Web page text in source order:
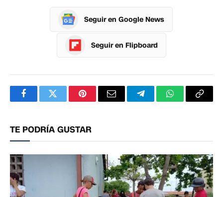
Seguir en Google News
Seguir en Flipboard
FacebookTwitterPinterestCorreoTelegramWhatsApp
TE PODRÍA GUSTAR